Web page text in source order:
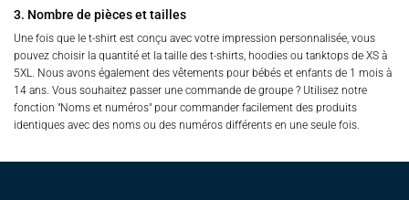
3. Nombre de pièces et tailles
Une fois que le t-shirt est conçu avec votre impression personnalisée, vous
pouvez choisir la quantité et la taille des t-shirts, hoodies ou tanktops de XS à
5XL. Nous avons également des vêtements pour bébés et enfants de 1 mois à
14 ans. Vous souhaitez passer une commande de groupe ? Utilisez notre
fonction "Noms et numéros" pour commander facilement des produits
identiques avec des noms ou des numéros différents en une seule fois.